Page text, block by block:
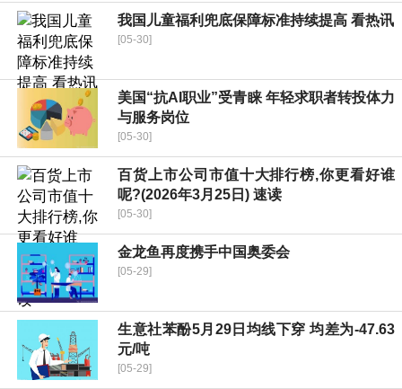
我国儿童福利兜底保障标准持续提高 看热讯
[05-30]
美国“抗AI职业”受青睐 年轻求职者转投体力
与服务岗位
[05-30]
百货上市公司市值十大排行榜,你更看好谁
呢?(2026年3月25日) 速读
[05-30]
金龙鱼再度携手中国奥委会
[05-29]
生意社苯酚5月29日均线下穿 均差为-47.63
元/吨
[05-29]